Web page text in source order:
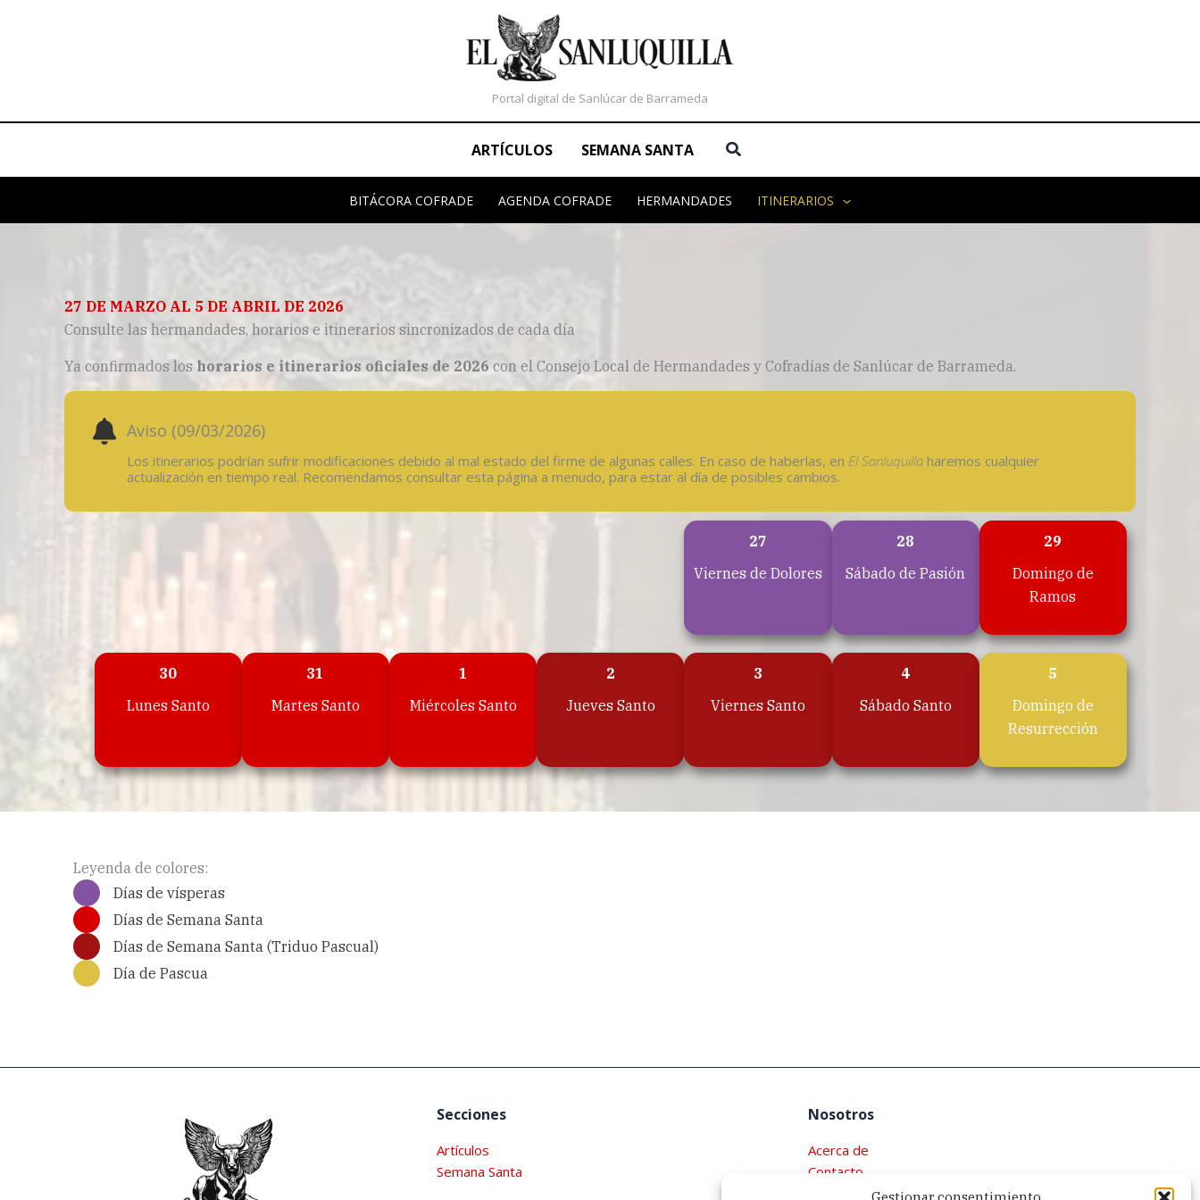
Portal digital de Sanlúcar de Barrameda
ARTÍCULOS SEMANA SANTA Buscar
BITÁCORA COFRADE AGENDA COFRADE HERMANDADES ITINERARIOS
27 DE MARZO AL 5 DE ABRIL DE 2026
Consulte las hermandades, horarios e itinerarios sincronizados de cada día
Ya confirmados los horarios e itinerarios oficiales de 2026 con el Consejo Local de Hermandades y Cofradías de Sanlúcar de Barrameda.
Aviso (09/03/2026)
Los itinerarios podrían sufrir modificaciones debido al mal estado del firme de algunas calles. En caso de haberlas, en El Sanluquilla haremos cualquier
actualización en tiempo real. Recomendamos consultar esta página a menudo, para estar al día de posibles cambios.
27
Viernes de Dolores
28
Sábado de Pasión
29
Domingo de
Ramos
30
Lunes Santo
31
Martes Santo
1
Miércoles Santo
2
Jueves Santo
3
Viernes Santo
4
Sábado Santo
5
Domingo de
Resurrección
Leyenda de colores:
Días de vísperas
Días de Semana Santa
Días de Semana Santa (Triduo Pascual)
Día de Pascua
Secciones
Artículos
Semana Santa
Nosotros
Acerca de
Contacto
Política de privacidad